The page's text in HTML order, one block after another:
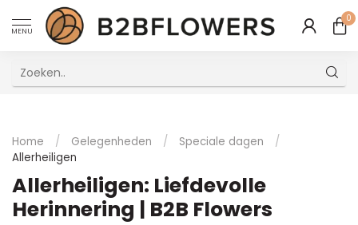
MENU
0
Home / Gelegenheden / Speciale dagen
/
Allerheiligen
Allerheiligen: Liefdevolle
Herinnering | B2B Flowers